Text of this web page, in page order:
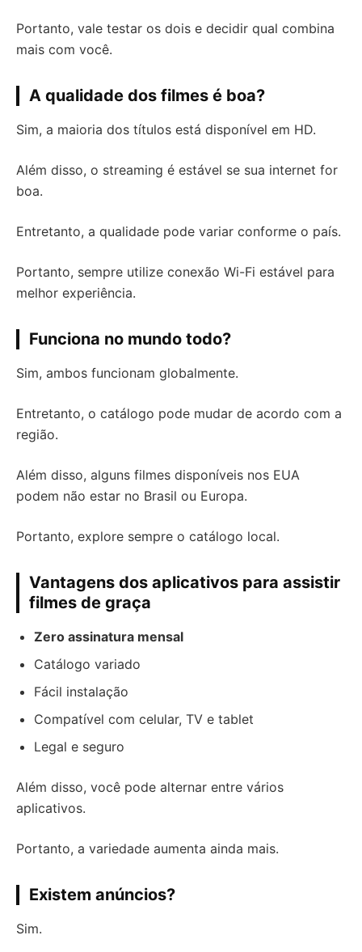
Portanto, vale testar os dois e decidir qual combina
mais com você.
A qualidade dos filmes é boa?
Sim, a maioria dos títulos está disponível em HD.
Além disso, o streaming é estável se sua internet for
boa.
Entretanto, a qualidade pode variar conforme o país.
Portanto, sempre utilize conexão Wi-Fi estável para
melhor experiência.
Funciona no mundo todo?
Sim, ambos funcionam globalmente.
Entretanto, o catálogo pode mudar de acordo com a
região.
Além disso, alguns filmes disponíveis nos EUA
podem não estar no Brasil ou Europa.
Portanto, explore sempre o catálogo local.
Vantagens dos aplicativos para assistir
filmes de graça
Zero assinatura mensal
Catálogo variado
Fácil instalação
Compatível com celular, TV e tablet
Legal e seguro
Além disso, você pode alternar entre vários
aplicativos.
Portanto, a variedade aumenta ainda mais.
Existem anúncios?
Sim.